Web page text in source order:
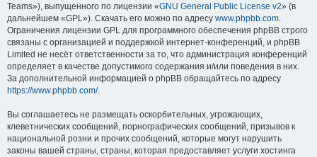
Teams»), выпущенного по лицензии «GNU General Public License v2» (в
дальнейшем «GPL»). Скачать его можно по адресу www.phpbb.com.
Ограничения лицензии GPL для программного обеспечения phpBB строго
связаны с организацией и поддержкой интернет-конференций, и phpBB
Limited не несёт ответственности за то, что администрация конференций
определяет в качестве допустимого содержания и/или поведения в них.
За дополнительной информацией о phpBB обращайтесь по адресу
https://www.phpbb.com/.
Вы соглашаетесь не размещать оскорбительных, угрожающих,
клеветнических сообщений, порнографических сообщений, призывов к
национальной розни и прочих сообщений, которые могут нарушить
законы вашей страны, страны, которая предоставляет услуги хостинга